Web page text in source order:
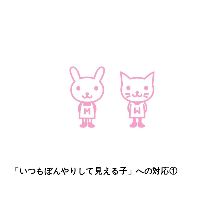
「いつもぼんやりして見える子」への対応①